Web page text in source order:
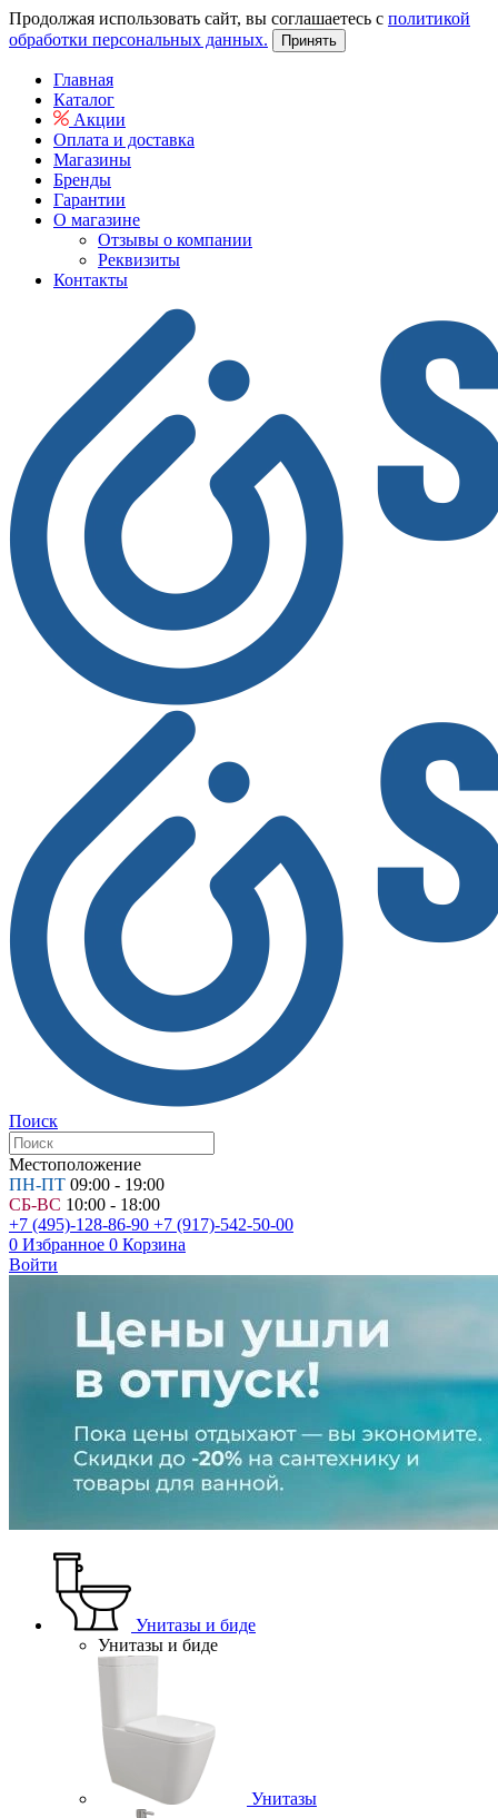
Продолжая использовать сайт, вы соглашаетесь с политикой
обработки персональных данных.
Принять
Главная
Каталог
Акции
Оплата и доставка
Магазины
Бренды
Гарантии
О магазине
Отзывы о компании
Реквизиты
Контакты
Поиск
Местоположение
ПН-ПТ 09:00 - 19:00
СБ-ВС 10:00 - 18:00
+7 (495)-128-86-90 +7 (917)-542-50-00
0 Избранное 0 Корзина
Войти
Унитазы и биде
Унитазы и биде
Унитазы